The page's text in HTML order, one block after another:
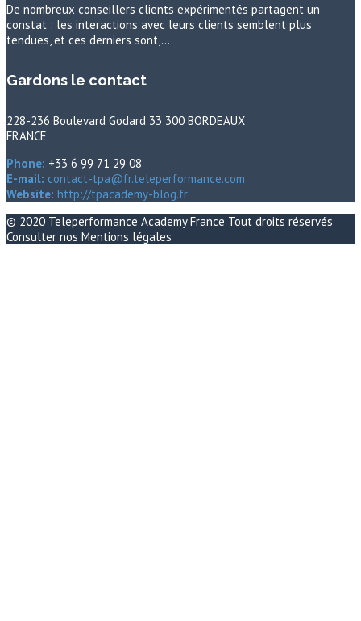
De nombreux conseillers clients expérimentés partagent un
constat : les interactions avec leurs clients semblent plus
tendues, et ces derniers sont,…
Gardons le contact
228-236 Boulevard Godard 33 300 BORDEAUX
FRANCE
Phone: +33 6 99 71 29 08
E-mail: contact-tpa@fr.teleperformance.com
Website: http://tpacademy-blog.fr
© 2020 Teleperformance Academy France Tout droits réservés
Consulter nos Mentions légales